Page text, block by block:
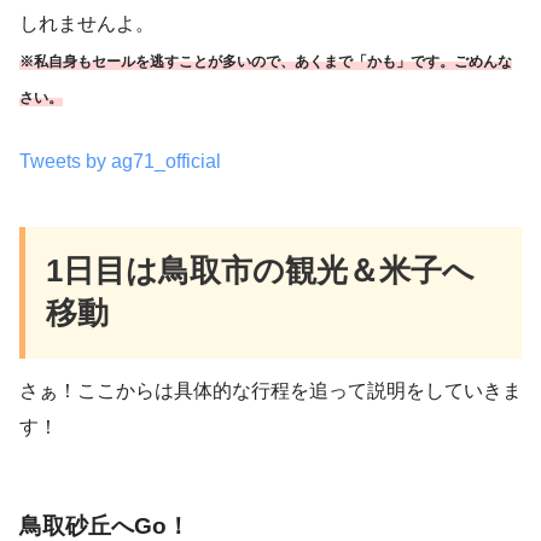
しれませんよ。
※私自身もセールを逃すことが多いので、あくまで「かも」です。ごめんな
さい。
Tweets by ag71_official
1日目は鳥取市の観光＆米子へ
移動
さぁ！ここからは具体的な行程を追って説明をしていきま
す！
鳥取砂丘へGo！